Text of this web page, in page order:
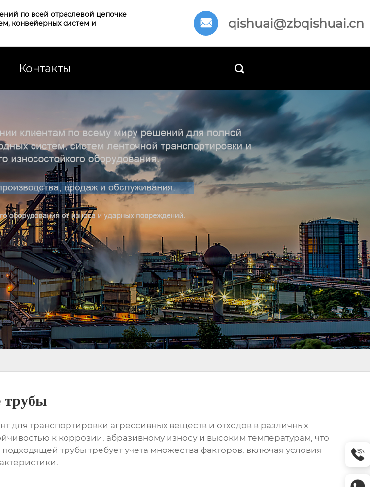
по всей отраслевой цепочке
конвейерных систем и
 qishuai@zbqishuai.cn
Контакты 
трубы
для транспортировки агрессивных веществ и отходов в различных
к коррозии, абразивному износу и высоким температурам, что
трубы требует учета множества факторов, включая условия